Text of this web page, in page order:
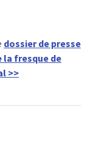
dossier de presse
la fresque de
>>